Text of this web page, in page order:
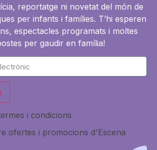
reportatge ni novetat del món de
per infants i famílies. T’hi esperen
espectacles programats i moltes
per gaudir en família!
i condicions
ofertes i promocions d'Escena